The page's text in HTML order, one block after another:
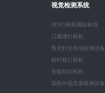
视觉检测系统
BFS灯检检漏贴标线
口服液灯检机
预充针全自动检测设备
粉针瓶灯检机
安瓿瓶灯检机
圆瓶外观质量检测设备